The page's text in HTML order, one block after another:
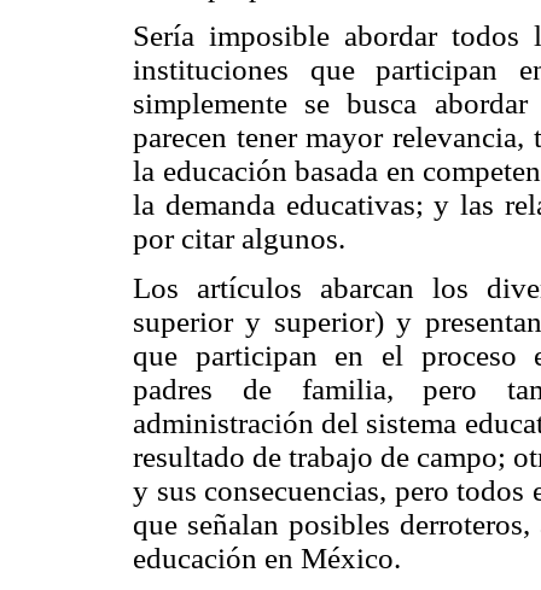
Sería imposible abordar
instituciones que participan
simplemente se busca
parecen tener mayor
la educación basada en
la demanda educativas; y las
por citar algunos.
Los artículos abarcan los
superior y superior) y
que participan en el proceso
padres de familia, pero
administración del sistema
resultado de trabajo de campo;
y sus consecuencias, pero
que señalan posibles
educación en México.